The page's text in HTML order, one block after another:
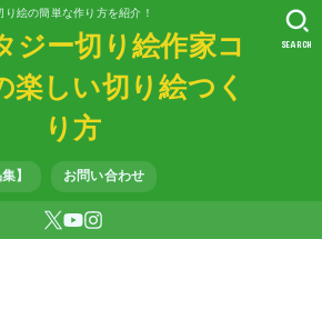
り絵の簡単な作り方を紹介！
ジー切り絵作家コ
楽しい切り絵つく
り方
】 お問い合わせ
SEARCH